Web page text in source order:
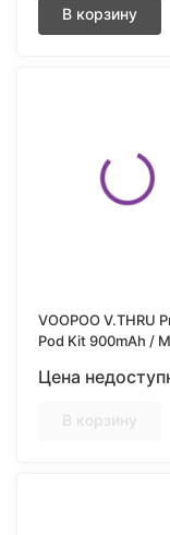
В корзину
VOOPOO V.THRU
Pod Kit 900mAh /
Цена
В корзину